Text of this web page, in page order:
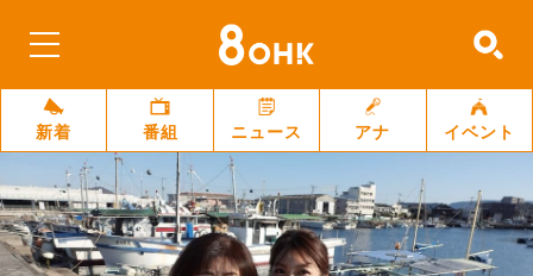
新着 番組 ニュース アナ イベント